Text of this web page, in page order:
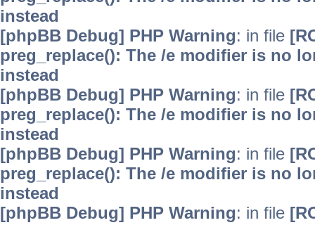
instead
[phpBB Debug] PHP Warning: in file
preg_replace(): The /e modifier is no
instead
[phpBB Debug] PHP Warning: in file
preg_replace(): The /e modifier is no
instead
[phpBB Debug] PHP Warning: in file
preg_replace(): The /e modifier is no
instead
[phpBB Debug] PHP Warning: in file